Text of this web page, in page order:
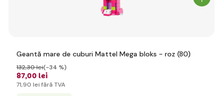
Geantă mare de cuburi Mattel Mega bloks - roz (80)
87,00 lei
132,30 lei(-34 %)
71,90 lei fără TVA